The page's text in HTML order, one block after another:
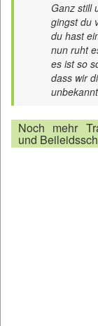
Ganz still
gingst du
du hast
nun ruht
es ist so
dass wir
Noch mehr
und